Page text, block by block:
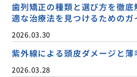
歯列矯正の種類と選び方を徹
適な治療法を見つけるためのガ
2026.03.30
紫外線による頭皮ダメージと薄
2026.03.28